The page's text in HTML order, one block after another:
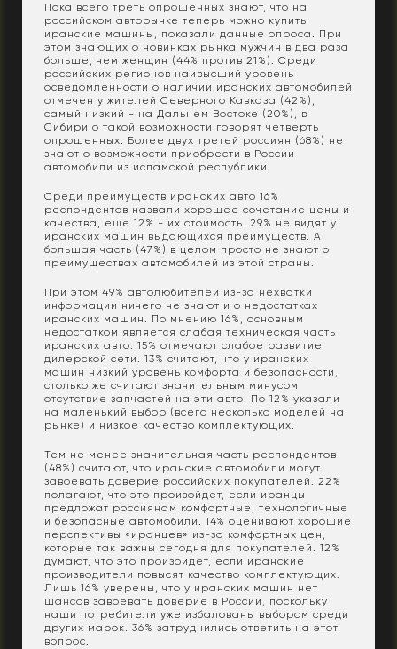
Пока всего треть опрошенных знают, что на
российском авторынке теперь можно купить
иранские машины, показали данные опроса. При
этом знающих о новинках рынка мужчин в два раза
больше, чем женщин (44% против 21%). Среди
российских регионов наивысший уровень
осведомленности о наличии иранских автомобилей
отмечен у жителей Северного Кавказа (42%),
самый низкий - на Дальнем Востоке (20%), в
Сибири о такой возможности говорят четверть
опрошенных. Более двух третей россиян (68%) не
знают о возможности приобрести в России
автомобили из исламской республики.
Среди преимуществ иранских авто 16%
респондентов назвали хорошее сочетание цены и
качества, еще 12% - их стоимость. 29% не видят у
иранских машин выдающихся преимуществ. А
большая часть (47%) в целом просто не знают о
преимуществах автомобилей из этой страны.
При этом 49% автолюбителей из-за нехватки
информации ничего не знают и о недостатках
иранских машин. По мнению 16%, основным
недостатком является слабая техническая часть
иранских авто. 15% отмечают слабое развитие
дилерской сети. 13% считают, что у иранских
машин низкий уровень комфорта и безопасности,
столько же считают значительным минусом
отсутствие запчастей на эти авто. По 12% указали
на маленький выбор (всего несколько моделей на
рынке) и низкое качество комплектующих.
Тем не менее значительная часть респондентов
(48%) считают, что иранские автомобили могут
завоевать доверие российских покупателей. 22%
полагают, что это произойдет, если иранцы
предложат россиянам комфортные, технологичные
и безопасные автомобили. 14% оценивают хорошие
перспективы «иранцев» из-за комфортных цен,
которые так важны сегодня для покупателей. 12%
думают, что это произойдет, если иранские
производители повысят качество комплектующих.
Лишь 16% уверены, что у иранских машин нет
шансов завоевать доверие в России, поскольку
наши потребители уже избалованы выбором среди
других марок. 36% затруднились ответить на этот
вопрос.